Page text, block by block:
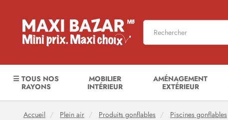
☰ TOUS NOS
RAYONS
MOBILIER
INTÉRIEUR
AMÉNAGEMENT
EXTÉRIEUR
Accueil Plein air Produits gonflables Piscines gonflables